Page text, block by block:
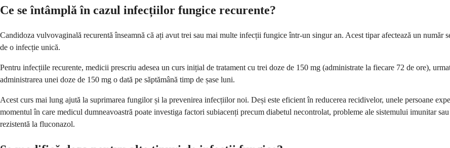
Ce se întâmplă în cazul infecțiilor fungice recurente?
Candidoza vulvovaginală recurentă înseamnă că ați avut trei sau mai multe infecții fungice într-un singur an. Acest tipar afectează un număr
de o infecție unică.
Pentru infecțiile recurente, medicii prescriu adesea un curs inițial de tratament cu trei doze de 150 mg (administrate la fiecare 72 de ore),
administrarea unei doze de 150 mg o dată pe săptămână timp de șase luni.
Acest curs mai lung ajută la suprimarea fungilor și la prevenirea infecțiilor noi. Deși este eficient în reducerea recidivelor, unele persoane
momentul în care medicul dumneavoastră poate investiga factori subiacenți precum diabetul necontrolat, probleme ale sistemului imunitar
rezistentă la fluconazol.